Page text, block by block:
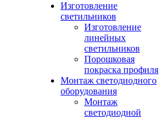
Изготовление
светильников
Изготовление
линейных
светильников
Порошковая
покраска профиля
Монтаж светодиодного
оборудования
Монтаж
светодиодной